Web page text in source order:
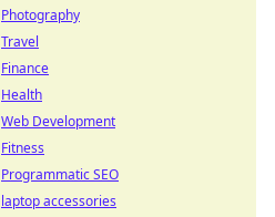
Photography
Travel
Finance
Health
Web Development
Fitness
Programmatic SEO
laptop accessories